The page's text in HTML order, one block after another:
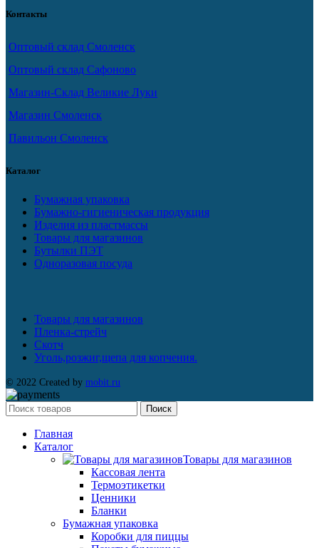
Контакты
Оптовый склад Смоленск
Оптовый склад Сафоново
Магазин-Склад Великие Луки
Магазин Смоленск
Павильон Смоленск
Каталог
Бумажная упаковка
Бумажно-гигиеническая продукция
Изделия из пластмассы
Товары для магазинов
Бутылки ПЭТ
Одноразовая посуда
Товары для магазинов
Пленка-стрейч
Скотч
Уголь,розжиг,щепа для копчения.
© 2022 Created by mobit.ru
Поиск
Главная
Каталог
Товары для магазинов
Кассовая лента
Термоэтикетки
Ценники
Бланки
Бумажная упаковка
Коробки для пиццы